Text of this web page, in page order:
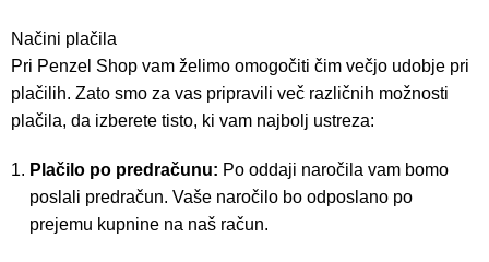
Načini plačila
Pri Penzel Shop vam želimo omogočiti čim večjo udobje pri
plačilih. Zato smo za vas pripravili več različnih možnosti
plačila, da izberete tisto, ki vam najbolj ustreza:
Plačilo po predračunu: Po oddaji naročila vam bomo
poslali predračun. Vaše naročilo bo odposlano po
prejemu kupnine na naš račun.